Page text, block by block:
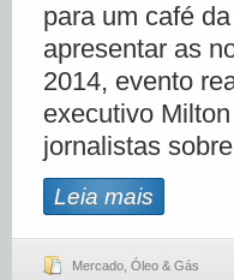
para um café
apresentar as
2014, evento
executivo
jornalistas
Leia mais
Mercado Óleo & Gás